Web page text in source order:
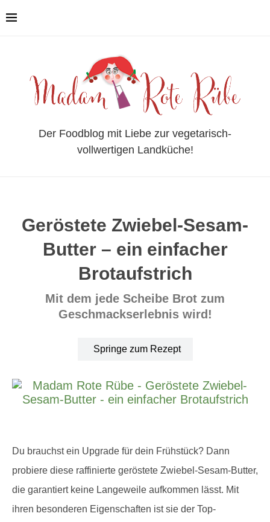
Der Foodblog mit Liebe zur vegetarisch-
vollwertigen Landküche!
Geröstete Zwiebel-Sesam-
Butter – ein einfacher
Brotaufstrich
Mit dem jede Scheibe Brot zum
Geschmackserlebnis wird!
Springe zum Rezept
Du brauchst ein Upgrade für dein Frühstück? Dann
probiere diese raffinierte geröstete Zwiebel-Sesam-Butter,
die garantiert keine Langeweile aufkommen lässt. Mit
ihren besonderen Eigenschaften ist sie der Top-